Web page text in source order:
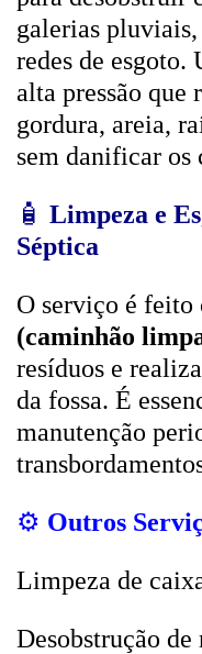
galerias pluviais,
redes de esgoto.
alta pressão que
gordura, areia,
sem danificar os
🧴 Limpeza e
Séptica
O serviço é feito
(caminhão
resíduos e
da fossa. É
manutenção
⚙️ Outros
Limpeza de
Desobstrução de